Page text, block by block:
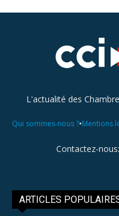
L'actualité des
Qui sommes-nous ?•Mentions
Contactez-nous:
ARTICLES